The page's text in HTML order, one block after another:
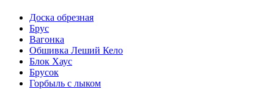
Доска обрезная
Брус
Вагонка
Обшивка Леший Кело
Блок Хаус
Брусок
Горбыль с лыком